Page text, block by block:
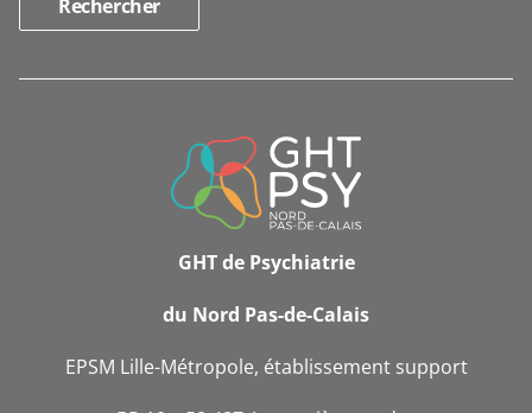
INFORMATIONS
GHT de Psychiatrie
du Nord Pas-de-Calais
EPSM Lille-Métropole, établissement support